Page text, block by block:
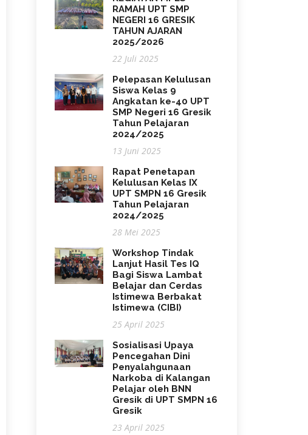
RAMAH UPT SMP
NEGERI 16 GRESIK
TAHUN AJARAN
2025/2026
22 Juli 2025
Pelepasan Kelulusan
Siswa Kelas 9
Angkatan ke-40 UPT
SMP Negeri 16 Gresik
Tahun Pelajaran
2024/2025
13 Juni 2025
Rapat Penetapan
Kelulusan Kelas IX
UPT SMPN 16 Gresik
Tahun Pelajaran
2024/2025
28 Mei 2025
Workshop Tindak
Lanjut Hasil Tes IQ
Bagi Siswa Lambat
Belajar dan Cerdas
Istimewa Berbakat
Istimewa (CIBI)
25 April 2025
Sosialisasi Upaya
Pencegahan Dini
Penyalahgunaan
Narkoba di Kalangan
Pelajar oleh BNN
Gresik di UPT SMPN 16
Gresik
23 April 2025